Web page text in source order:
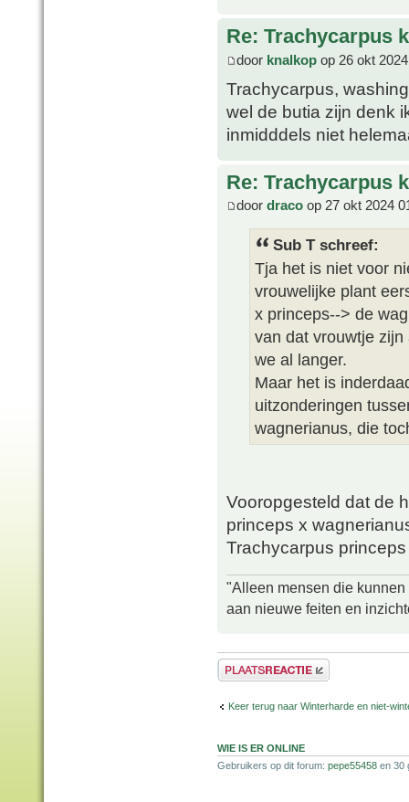
Re: Trachycarpus
door knalkop op 26 okt
Trachycarpus,
wel de butia zijn denk
inmidddels niet
Re: Trachycarpus
door draco op 27 okt 2024
Sub T schreef:
Tja het is niet voor
vrouwelijke plant
x princeps--> de
van dat vrouwtje
we al langer.
Maar het is
uitzonderingen
wagnerianus, die
Vooropgesteld dat de
princeps x
Trachycarpus
"Alleen mensen die
aan nieuwe feiten en
Plaats een reactie
Keer terug naar Winterharde en niet-
WIE IS ER ONLINE
Gebruikers op dit forum: pepe55458 en 30